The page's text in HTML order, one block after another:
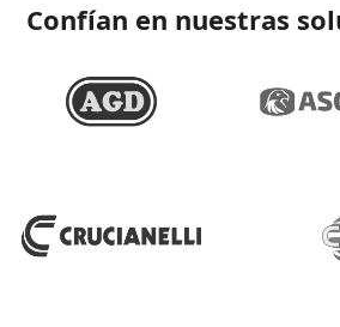
Confían en nuestras